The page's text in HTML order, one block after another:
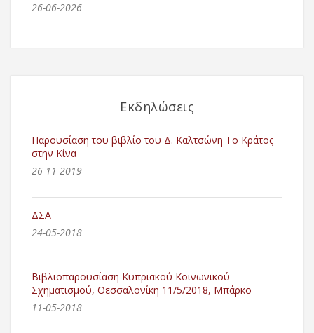
26-06-2026
Εκδηλώσεις
Παρουσίαση του βιβλίο του Δ. Καλτσώνη Το Κράτος
στην Κίνα
26-11-2019
ΔΣΑ
24-05-2018
Βιβλιοπαρουσίαση Κυπριακού Κοινωνικού
Σχηματισμού, Θεσσαλονίκη 11/5/2018, Μπάρκο
11-05-2018